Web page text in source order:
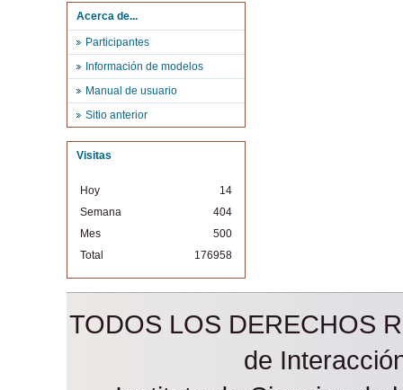
Acerca de...
Participantes
Información de modelos
Manual de usuario
Sitio anterior
Visitas
Hoy
14
Semana
404
Mes
500
Total
176958
TODOS LOS DERECHOS
de